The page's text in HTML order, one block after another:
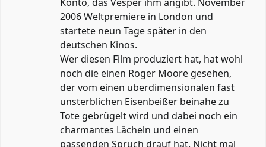
2006 Weltpremiere in London und
startete neun Tage später in den
deutschen Kinos.
Wer diesen Film produziert hat, hat wohl
noch die einen Roger Moore gesehen,
der vom einen überdimensionalen fast
unsterblichen Eisenbeißer beinahe zu
Tote gebrügelt wird und dabei noch ein
charmantes Lächeln und einen
passenden Spruch drauf hat. Nicht mal